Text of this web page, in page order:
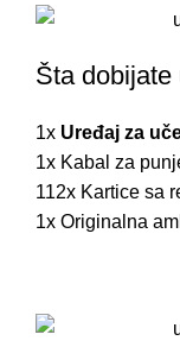
Šta dobijate
1x Uređaj za
1x Kabal za
112x Kartice sa
1x Originalna